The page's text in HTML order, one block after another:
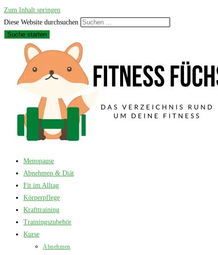
Zum Inhalt springen
Diese Website durchsuchen
Suche starten
Menopause
Abnehmen & Diät
Fit im Alltag
Körperpflege
Krafttraining
Trainingszubehör
Kurse
Abnehmen